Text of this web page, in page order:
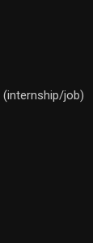
(internship/job)